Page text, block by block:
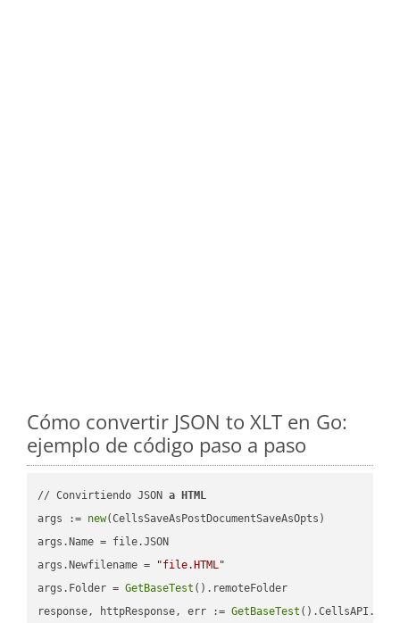
Cómo convertir JSON to XLT en Go:
ejemplo de código paso a paso
// Convirtiendo JSON a
HTML
args := new(CellsSaveAsPostDocumentSaveAsOpts)
args.Name = file.JSON
args.Newfilename =
"file.HTML"
args.Folder = GetBaseTest ().remoteFolder
response, httpResponse, err := GetBaseTest ().CellsAPI.